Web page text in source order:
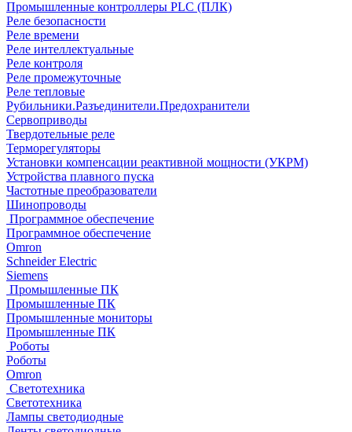
Промышленные контроллеры PLC (ПЛК)
Реле безопасности
Реле времени
Реле интеллектуальные
Реле контроля
Реле промежуточные
Реле тепловые
Рубильники.Разъединители.Предохранители
Сервоприводы
Твердотельные реле
Терморегуляторы
Установки компенсации реактивной мощности (УКРМ)
Устройства плавного пуска
Частотные преобразователи
Шинопроводы
Программное обеспечение
Программное обеспечение
Omron
Schneider Electric
Siemens
Промышленные ПК
Промышленные ПК
Промышленные мониторы
Промышленные ПК
Роботы
Роботы
Omron
Светотехника
Светотехника
Лампы светодиодные